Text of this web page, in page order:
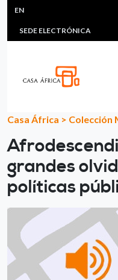
Skip to main content
HEADER MENU
MULTIMEDIA
SEDE ELECTRÓNICA
EN
Casa África > Colección
grandes
políticas